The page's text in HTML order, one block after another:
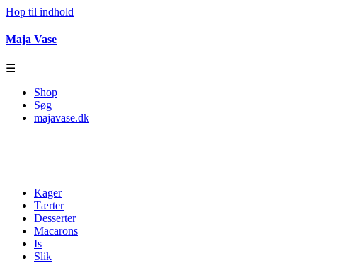
Hop til indhold
Maja Vase
☰
Shop
Søg
majavase.dk
Kager
Tærter
Desserter
Macarons
Is
Slik